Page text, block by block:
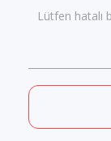
Lütfen hatalı